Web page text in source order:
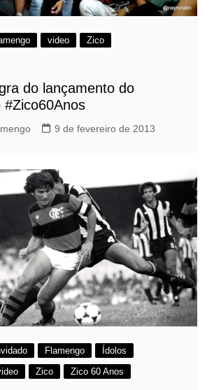
video
Zico
do lançamento do
#Zico60Anos
9 de fevereiro de 2013
Flamengo
Ídolos
Zico Zico 60 Anos